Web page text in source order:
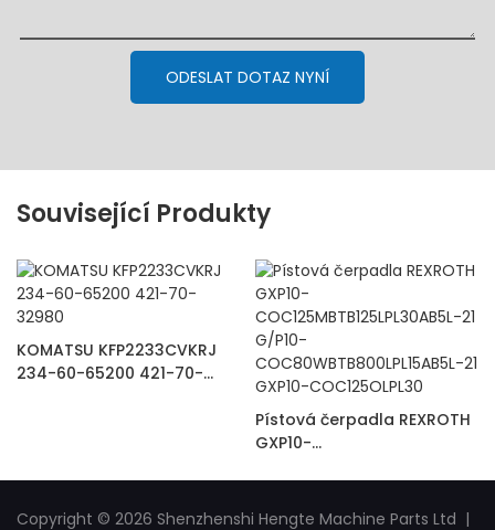
ODESLAT DOTAZ NYNÍ
Související Produkty
KOMATSU KFP2233CVKRJ
234-60-65200 421-70-
Pístová čerpadla REXROTH
GXP10-
COC80WBTB800LPL15AB5L-
Copyright © 2026 Shenzhenshi Hengte Machine Parts Ltd |